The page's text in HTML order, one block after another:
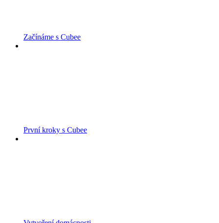
Začínáme s Cubee
První kroky s Cubee